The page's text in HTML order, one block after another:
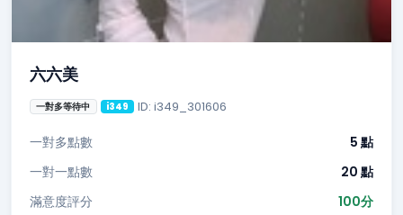
六六美
一對多等待中 i349 ID: i349_301606
一對多點數
5 點
一對一點數
20 點
滿意度評分
100分